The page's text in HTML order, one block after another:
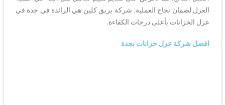
العزل لضمان نجاح العملية. شركة بريق كلين هي الرائدة في جدة في
عزل الخزانات بأعلى درجات الكفاءة.
افضل شركة عزل خزانات بجدة